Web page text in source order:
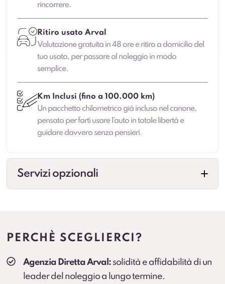
rincorrere.
Ritiro usato Arval
Valutazione gratuita in 48 ore e ritiro a domicilio del
tuo usato, per passare al noleggio in modo
semplice.
Km Inclusi (fino a 100.000 km)
Un pacchetto chilometrico già incluso nel canone,
pensato per farti usare l’auto in totale libertà e
guidare davvero senza pensieri.
Servizi opzionali
Cambio stagionale e, dove previsto, deposito
pneumatici per una gestione comoda durante
PERCHÈ SCEGLIERCI?
Agenzia Diretta Arval: solidità e affidabilità di un
leader del noleggio a lungo termine.